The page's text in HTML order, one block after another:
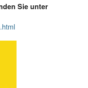
Sie unter